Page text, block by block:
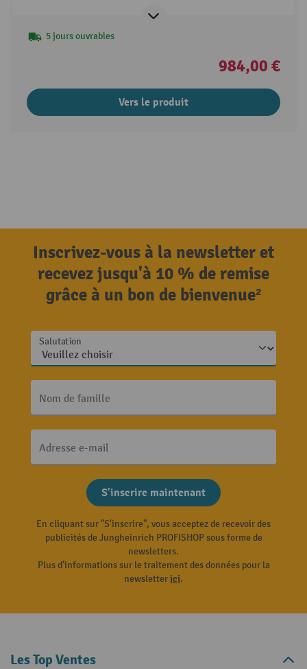
5 jours ouvrables
984,00 €
Vers le produit
Inscrivez-vous à la newsletter et
recevez jusqu'à 10 % de remise
grâce à un bon de bienvenue²
Salutation
Nom de famille
Adresse e-mail
S'inscrire maintenant
En cliquant sur "S'inscrire", vous acceptez de recevoir des
publicités de Jungheinrich PROFISHOP sous forme de
newsletters.
Plus d'informations sur le traitement des données pour la
newsletterici.
Les Top Ventes